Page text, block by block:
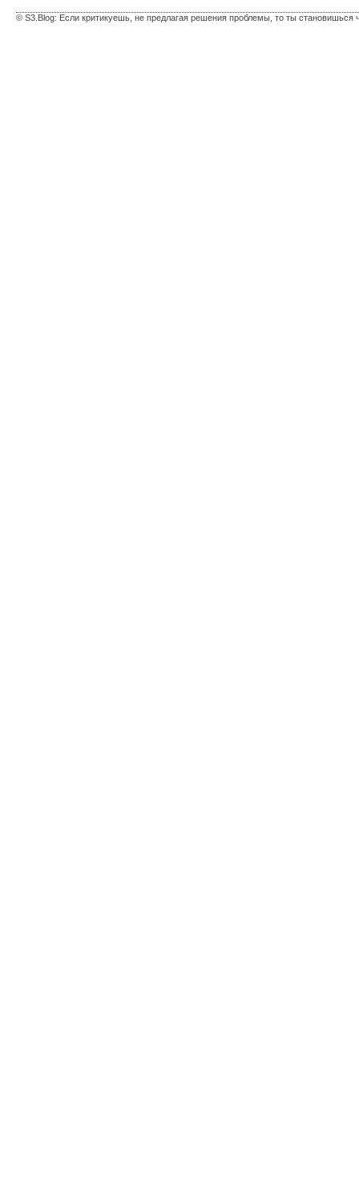
© S3.Blog: Если критикуешь, не предлагая решения проблемы, то ты становишься